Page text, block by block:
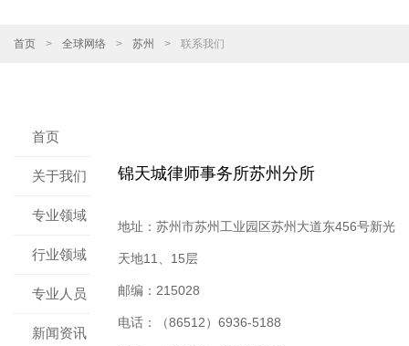
首页 > 全球网络 > 苏州 > 联系我们
首页
关于我们
专业领域
行业领域
专业人员
新闻资讯
锦天城律师事务所苏州分所
地址：苏州市苏州工业园区苏州大道东456号新光
天地11、15层
邮编：215028
电话：（86512）6936-5188